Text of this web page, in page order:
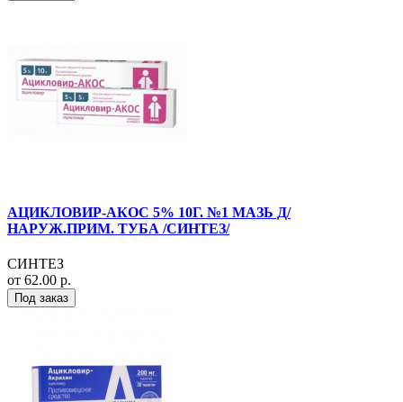
АЦИКЛОВИР-АКОС 5% 10Г. №1 МАЗЬ Д/
НАРУЖ.ПРИМ. ТУБА /СИНТЕЗ/
СИНТЕЗ
от 62.00 р.
Под заказ